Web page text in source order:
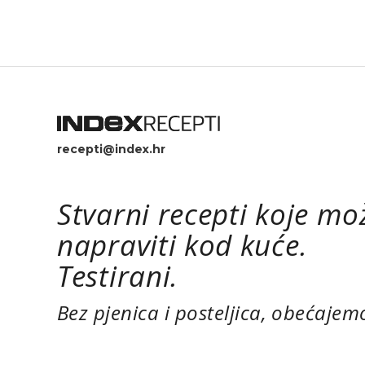
recepti@index.hr
Stvarni recepti koje
napraviti kod kuće.
Testirani.
Bez pjenica i posteljica,